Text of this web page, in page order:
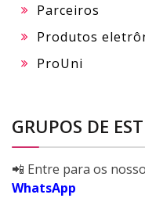
Parceiros
Produtos
ProUni
GRUPOS DE
📲 Entre para os
WhatsApp